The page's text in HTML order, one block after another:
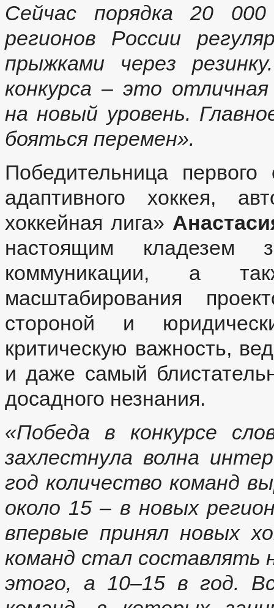
Сейчас порядка 20
регионов России
прыжками через
конкурса – это
на новый уровень.
бояться перемен».
Победительница
адаптивного хоккея,
хоккейная лига»
настоящим кладезем
коммуникации, а
масштабирования
стороной и
критическую важность,
и даже самый
досадного незнания.
«Победа в конкурсе
захлестнула волна
год количество команд
около 15 – в новых
впервые принял новых
команд стал составлять
этого, а 10–15 в год.